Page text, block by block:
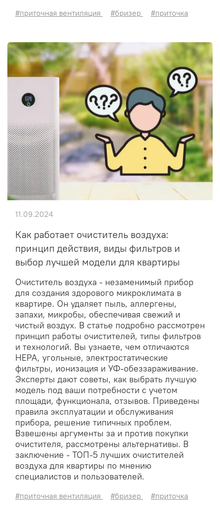
#приточная вентиляция #бризер #приточка
Как работает очиститель воздуха:
принцип действия, виды фильтров и
выбор лучшей модели для квартиры
Очиститель воздуха - незаменимый прибор
для создания здорового микроклимата в
квартире. Он удаляет пыль, аллергены,
запахи, микробы, обеспечивая свежий и
чистый воздух. В статье подробно рассмотрен
принцип работы очистителей, типы фильтров
и технологий. Вы узнаете, чем отличаются
HEPA, угольные, электростатические
фильтры, ионизация и УФ-обеззараживание.
Эксперты дают советы, как выбрать лучшую
модель под ваши потребности с учетом
площади, функционала, отзывов. Приведены
правила эксплуатации и обслуживания
прибора, решение типичных проблем.
Взвешены аргументы за и против покупки
очистителя, рассмотрены альтернативы. В
заключение - ТОП-5 лучших очистителей
воздуха для квартиры по мнению
специалистов и пользователей.
11.09.2024
#приточная вентиляция #бризер #приточка